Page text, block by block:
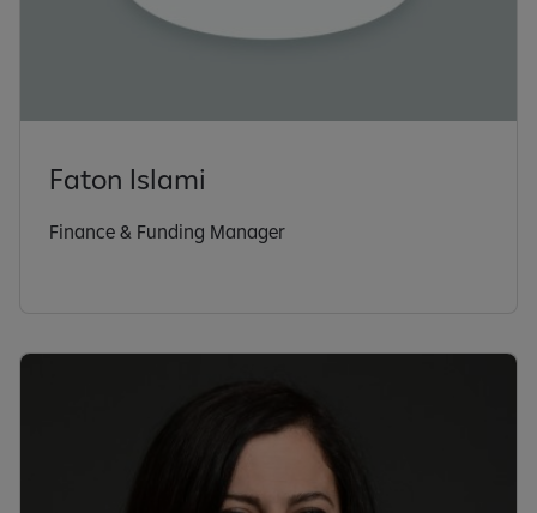
Faton Islami
Finance & Funding Manager